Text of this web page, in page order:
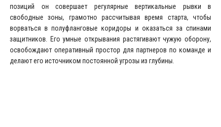
позиций он совершает регулярные вертикальные рывки в
свободные зоны, грамотно рассчитывая время старта, чтобы
ворваться в полуфланговые коридоры и оказаться за спинами
защитников. Его умные открывания растягивают чужую оборону,
освобождают оперативный простор для партнеров по команде и
делают его источником постоянной угрозы из глубины.